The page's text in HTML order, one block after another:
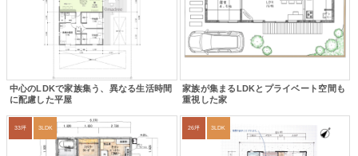
中心のLDKで家族集う、異なる生活時間
に配慮した平屋
家族が集まるLDKとプライベート空間も
重視した家
33坪 3LDK 26坪 3LDK